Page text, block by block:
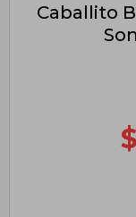
Caballito
$